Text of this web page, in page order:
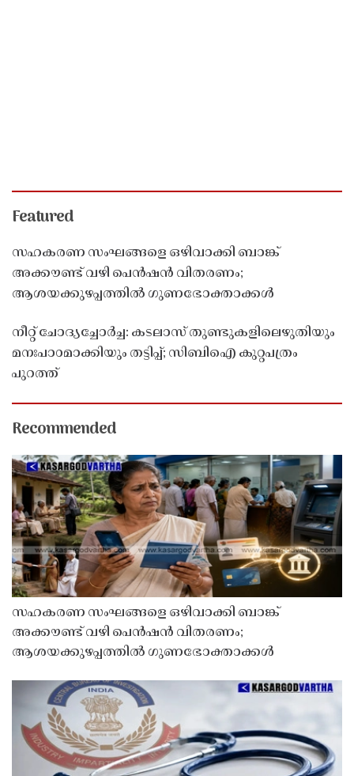
Featured
സഹകരണ സംഘങ്ങളെ ഒഴിവാക്കി ബാങ്ക്
അക്കൗണ്ട് വഴി പെൻഷൻ വിതരണം;
ആശയക്കുഴപ്പത്തിൽ ഗുണഭോക്താക്കൾ
നീറ്റ് ചോദ്യച്ചോർച്ച: കടലാസ് തുണ്ടുകളിലെഴുതിയും
മനഃപാഠമാക്കിയും തട്ടിപ്പ്; സിബിഐ കുറ്റപത്രം
പുറത്ത്
Recommended
സഹകരണ സംഘങ്ങളെ ഒഴിവാക്കി ബാങ്ക്
അക്കൗണ്ട് വഴി പെൻഷൻ വിതരണം;
ആശയക്കുഴപ്പത്തിൽ ഗുണഭോക്താക്കൾ